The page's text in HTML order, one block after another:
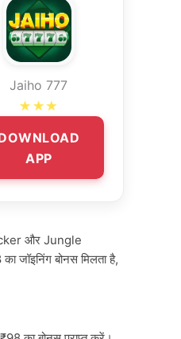
Jaiho 777
★★★
APP
और Jungle
जॉइनिंग बोनस मिलता है,